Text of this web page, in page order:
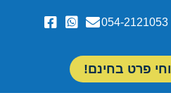
054-2121053
פרט בחינם!